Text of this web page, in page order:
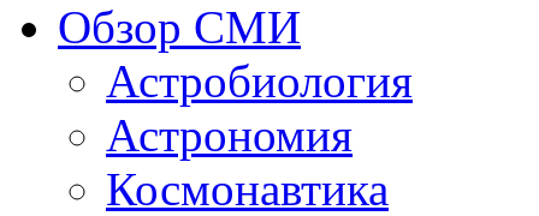
Обзор СМИ
Астробиология
Астрономия
Космонавтика